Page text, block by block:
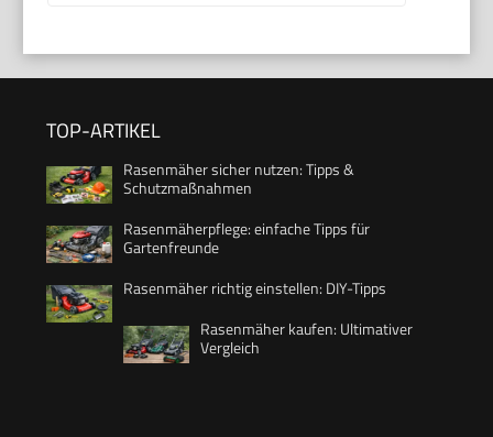
TOP-ARTIKEL
Rasenmäher sicher nutzen: Tipps &
Schutzmaßnahmen
Rasenmäherpflege: einfache Tipps für
Gartenfreunde
Rasenmäher richtig einstellen: DIY-Tipps
Rasenmäher kaufen: Ultimativer
Vergleich